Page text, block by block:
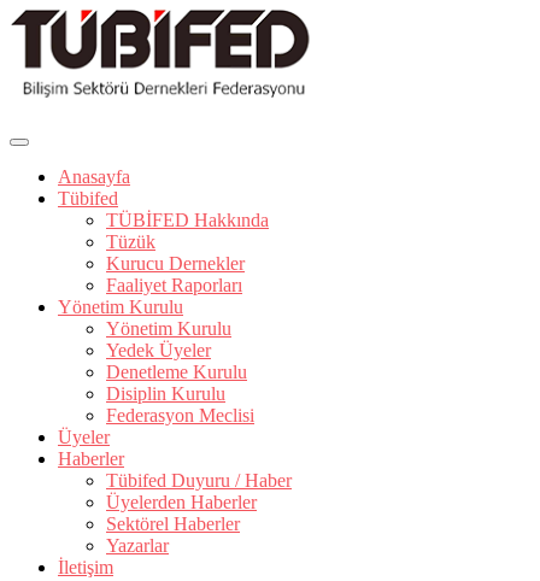
Anasayfa
Tübifed
TÜBİFED Hakkında
Tüzük
Kurucu Dernekler
Faaliyet Raporları
Yönetim Kurulu
Yönetim Kurulu
Yedek Üyeler
Denetleme Kurulu
Disiplin Kurulu
Federasyon Meclisi
Üyeler
Haberler
Tübifed Duyuru / Haber
Üyelerden Haberler
Sektörel Haberler
Yazarlar
İletişim